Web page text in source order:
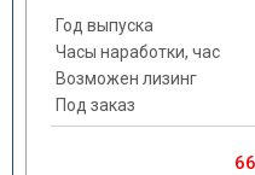
Год выпуска
Часы наработки, час
Возможен лизинг
Под заказ